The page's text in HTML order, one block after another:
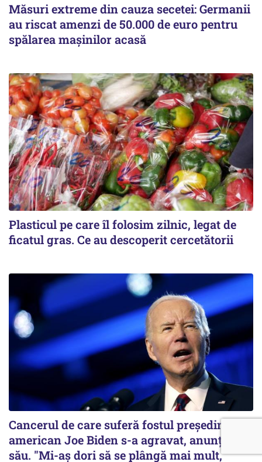
Măsuri extreme din cauza secetei: Germanii
au riscat amenzi de 50.000 de euro pentru
spălarea mașinilor acasă
Plasticul pe care îl folosim zilnic, legat de
ficatul gras. Ce au descoperit cercetătorii
Cancerul de care suferă fostul preşedinte
american Joe Biden s-a agravat, anunță fiul
său. "Mi-aș dori să se plângă mai mult,